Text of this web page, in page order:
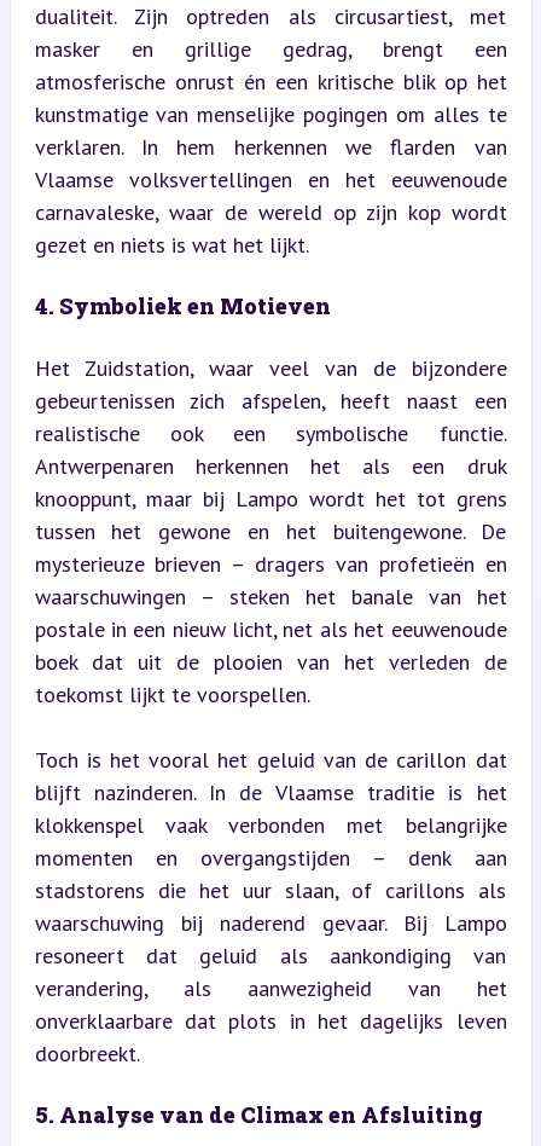
dualiteit. Zijn optreden als circusartiest, met
masker en grillige gedrag, brengt een
atmosferische onrust én een kritische blik op het
kunstmatige van menselijke pogingen om alles te
verklaren. In hem herkennen we flarden van
Vlaamse volksvertellingen en het eeuwenoude
carnavaleske, waar de wereld op zijn kop wordt
gezet en niets is wat het lijkt.
4. Symboliek en Motieven
Het Zuidstation, waar veel van de bijzondere
gebeurtenissen zich afspelen, heeft naast een
realistische ook een symbolische functie.
Antwerpenaren herkennen het als een druk
knooppunt, maar bij Lampo wordt het tot grens
tussen het gewone en het buitengewone. De
mysterieuze brieven – dragers van profetieën en
waarschuwingen – steken het banale van het
postale in een nieuw licht, net als het eeuwenoude
boek dat uit de plooien van het verleden de
toekomst lijkt te voorspellen.
Toch is het vooral het geluid van de carillon dat
blijft nazinderen. In de Vlaamse traditie is het
klokkenspel vaak verbonden met belangrijke
momenten en overgangstijden – denk aan
stadstorens die het uur slaan, of carillons als
waarschuwing bij naderend gevaar. Bij Lampo
resoneert dat geluid als aankondiging van
verandering, als aanwezigheid van het
onverklaarbare dat plots in het dagelijks leven
doorbreekt.
5. Analyse van de Climax en Afsluiting